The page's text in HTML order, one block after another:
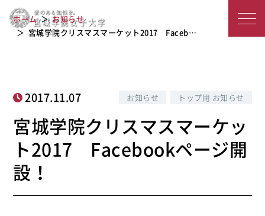
城
子
大
宮城学院クリスマスマーケット2017
Facebookページ開設！
ホーム
お知らせ
宮城学院クリスマスマーケット2017 Faceb…
2017.11.07 お知らせ トップ用 お知らせ
宮城学院クリスマスマーケッ
ト2017 Facebookページ開
設！